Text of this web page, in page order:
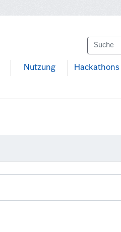
Nutzung Hackathons